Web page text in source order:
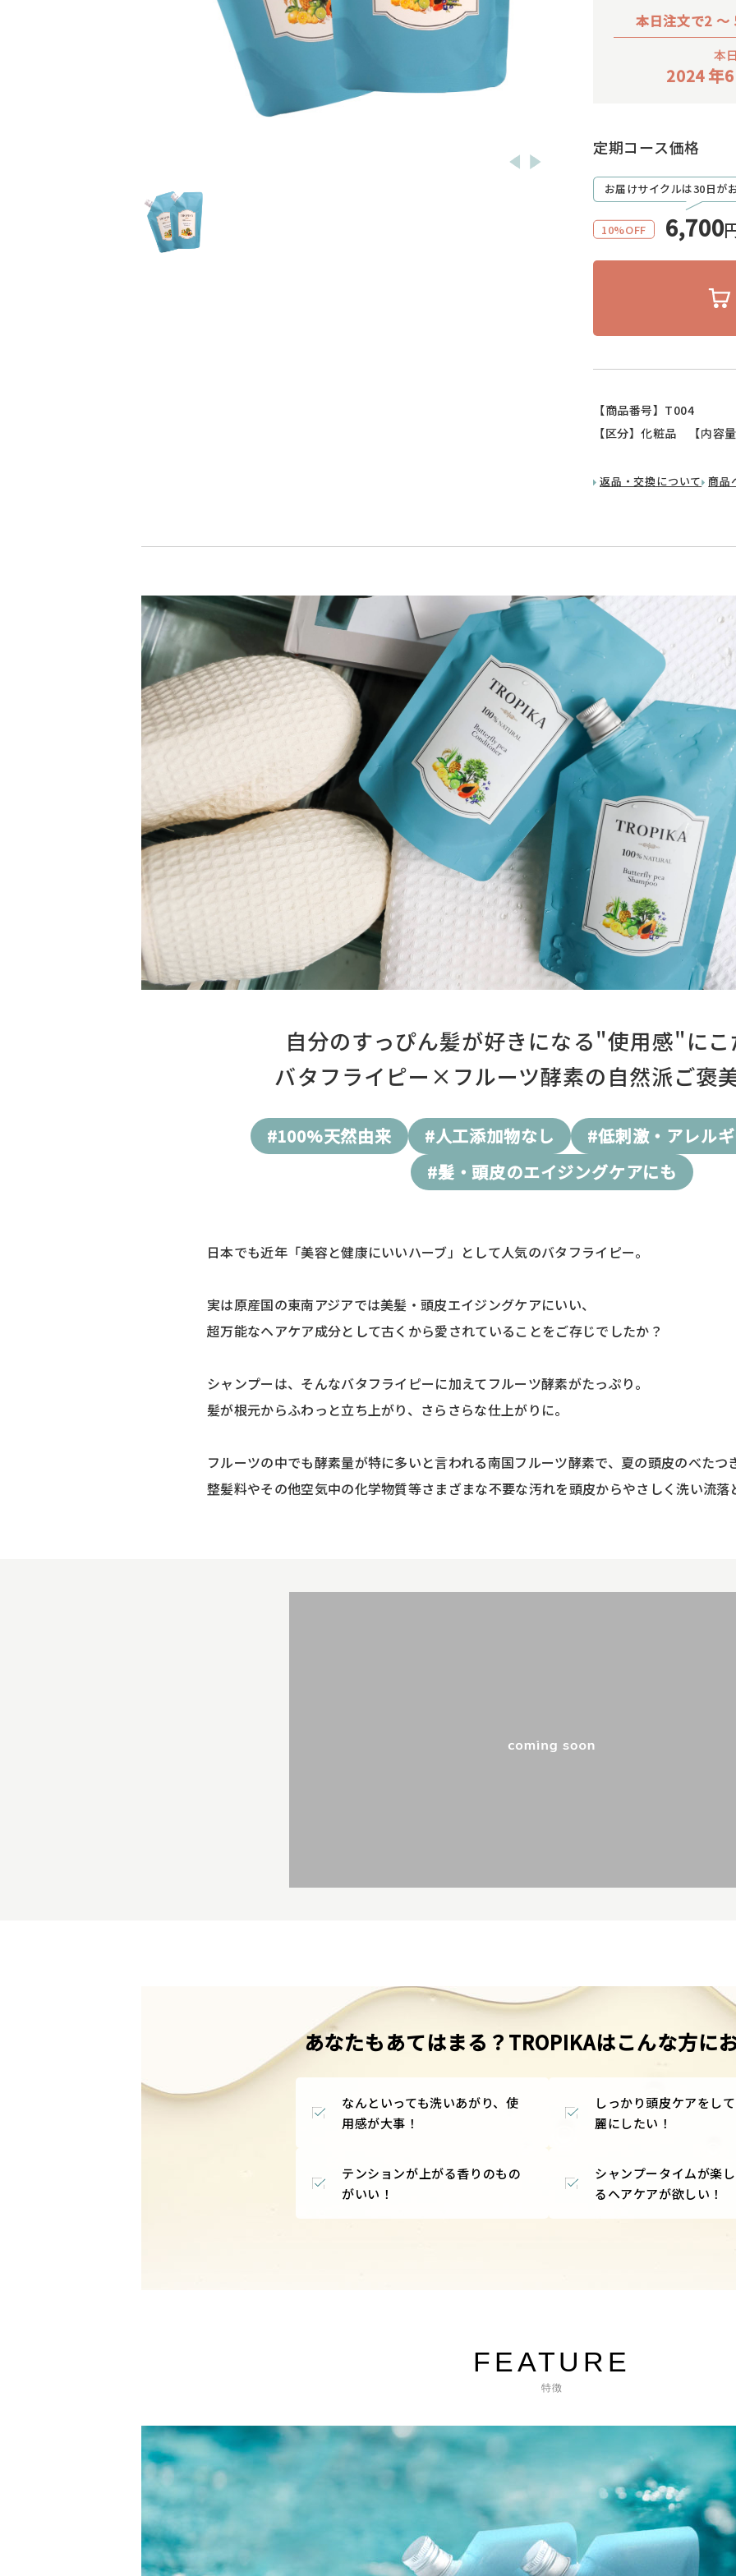
本日注文で2 ～
本
2024 年
定期コース価格
お届けサイクルは30日が
10%OFF 6,700
【商品番号】T004
【区分】化粧品 【内容
返品・交換について 商品
自分のすっぴん髪が好きになる"使用感"にこ
バタフライピー×フルーツ酵素の自然派ご褒
#100%天然由来 #人工添加物なし
#低刺激・アレル
#髪・頭皮のエイジングケアにも
日本でも近年「美容と健康にいいハーブ」として人気のバタフライピー。
実は原産国の東南アジアでは美髪・頭皮エイジングケアにいい、
超万能なヘアケア成分として古くから愛されていることをご存じでしたか？
シャンプーは、そんなバタフライピーに加えてフルーツ酵素がたっぷり。
髪が根元からふわっと立ち上がり、さらさらな仕上がりに。
フルーツの中でも酵素量が特に多いと言われる南国フルーツ酵素で、夏の頭皮のべたつ
整髪料やその他空気中の化学物質等さまざまな不要な汚れを頭皮からやさしく洗い流落
あなたもあてはまる？TROPIKAはこんな方に
なんといっても洗いあがり、使
用感が大事！
しっかり頭皮ケアをし
麗にしたい！
テンションが上がる香りのもの
がいい！
シャンプータイムが楽
るヘアケアが欲しい！
FEATURE
特徴